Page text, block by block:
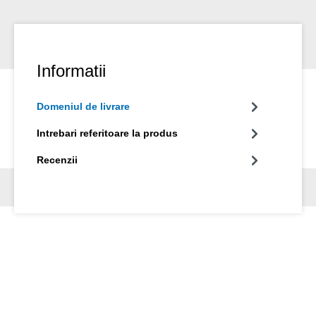
Informatii
Domeniul de livrare
Intrebari referitoare la produs
Recenzii